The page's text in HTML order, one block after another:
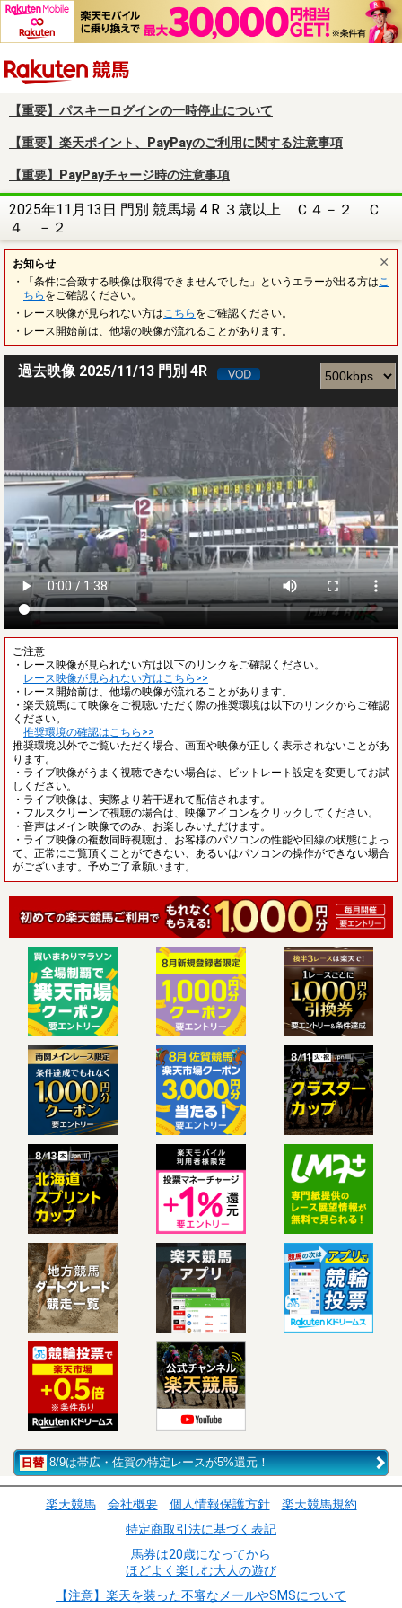
【重要】パスキーログインの一時停止について
【重要】楽天ポイント、PayPayのご利用に関する注意事項
【重要】PayPayチャージ時の注意事項
2025年11月13日 門別 競馬場 4 R ３歳以上 Ｃ４－２ Ｃ
４ －２
お知らせ
・「条件に合致する映像は取得できませんでした」というエラーが出る方は こ
ちら をご確認ください。
・レース映像が見られない方は こちら をご確認ください。
・レース開始前は、他場の映像が流れることがあります。
過去映像 2025/11/13 門別 4R
ご注意
・レース映像が見られない方は以下のリンクをご確認ください。
レース映像が見られない方はこちら>>
・レース開始前は、他場の映像が流れることがあります。
・楽天競馬にて映像をご視聴いただく際の推奨環境は以下のリンクからご確認
ください。
推奨環境の確認はこちら>>
推奨環境以外でご覧いただく場合、画面や映像が正しく表示されないことがあ
ります。
・ライブ映像がうまく視聴できない場合は、ビットレート設定を変更してお試
しください。
・ライブ映像は、実際より若干遅れて配信されます。
・フルスクリーンで視聴の場合は、映像アイコンをクリックしてください。
・音声はメイン映像でのみ、お楽しみいただけます。
・ライブ映像の複数同時視聴は、お客様のパソコンの性能や回線の状態によっ
て、正常にご覧頂くことができない、あるいはパソコンの操作ができない場合
がございます。予めご了承願います。
8/9は帯広・佐賀の特定レースが5%還元！
楽天競馬 会社概要 個人情報保護方針
楽天競馬規約
特定商取引法に基づく表記
馬券は20歳になってから
ほどよく楽しむ大人の遊び
【注意】楽天を装った不審なメールやSMSについて